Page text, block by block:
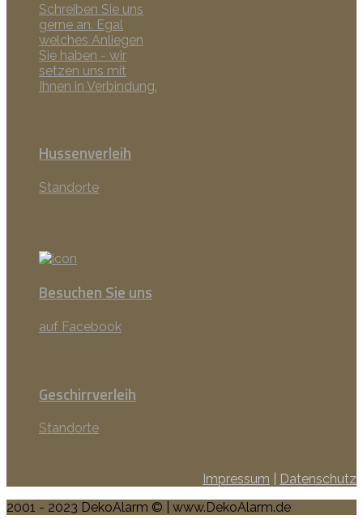
Schreiben Sie uns
gerne an. Egal
welches Anliegen
Sie haben - wir
setzen uns mit
Ihnen in Verbindung.
Hussenverleih
Standorte
Besuchen Sie uns
auf Facebook
Geschirrverleih
Standorte
Impressum
Datenschutz
2001 - 2023 DekoAlarm © | www.DekoAlarm.de